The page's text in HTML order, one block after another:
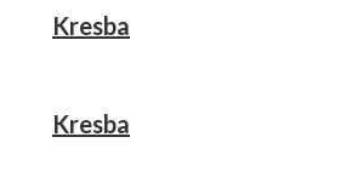
Kresba
Kresba